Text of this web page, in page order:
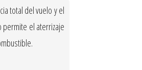
total del vuelo y el
permite el aterrizaje